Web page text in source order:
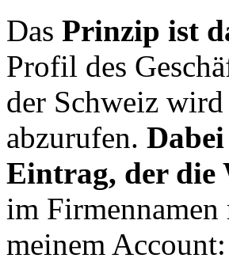
Das Prinzip ist
Profil des
der Schweiz
abzurufen.
Eintrag, der die
im
meinem Account: